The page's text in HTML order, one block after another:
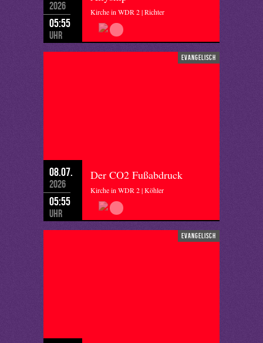
2026
05:55
Uhr
Kirche in WDR 2 | Richter
evangelisch
08.07.
2026
05:55
Uhr
Der CO2 Fußabdruck
Kirche in WDR 2 | Köhler
evangelisch